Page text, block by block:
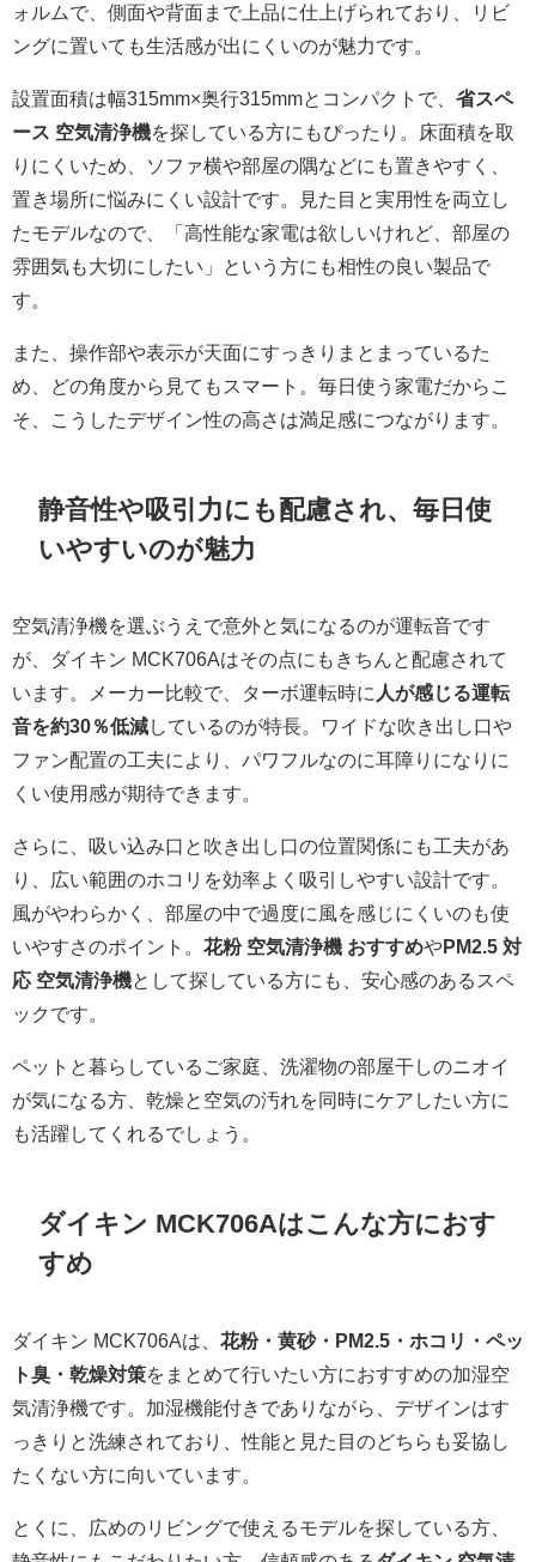
ォルムで、側面や背面まで上品に仕上げられており、リビ
ングに置いても生活感が出にくいのが魅力です。
設置面積は幅315mm×奥行315mmとコンパクトで、 省スペ
ース 空気清浄機を探している方にもぴったり。床面積を取
りにくいため、ソファ横や部屋の隅などにも置きやすく、
置き場所に悩みにくい設計です。見た目と実用性を両立し
たモデルなので、「高性能な家電は欲しいけれど、部屋の
雰囲気も大切にしたい」という方にも相性の良い製品で
す。
また、操作部や表示が天面にすっきりまとまっているた
め、どの角度から見てもスマート。毎日使う家電だからこ
そ、こうしたデザイン性の高さは満足感につながります。
静音性や吸引力にも配慮され、毎日使
いやすいのが魅力
空気清浄機を選ぶうえで意外と気になるのが運転音です
が、ダイキン MCK706Aはその点にもきちんと配慮されて
います。メーカー比較で、ターボ運転時に 人が感じる運転
音を約30％低減しているのが特長。ワイドな吹き出し口や
ファン配置の工夫により、パワフルなのに耳障りになりに
くい使用感が期待できます。
さらに、吸い込み口と吹き出し口の位置関係にも工夫があ
り、広い範囲のホコリを効率よく吸引しやすい設計です。
風がやわらかく、部屋の中で過度に風を感じにくいのも使
いやすさのポイント。 花粉 空気清浄機 おすすめやPM2.5 対
応 空気清浄機として探している方にも、安心感のあるスペ
ックです。
ペットと暮らしているご家庭、洗濯物の部屋干しのニオイ
が気になる方、乾燥と空気の汚れを同時にケアしたい方に
も活躍してくれるでしょう。
ダイキン MCK706Aはこんな方におす
すめ
ダイキン MCK706Aは、 花粉・黄砂・PM2.5・ホコリ・ペッ
ト臭・乾燥対策をまとめて行いたい方におすすめの加湿空
気清浄機です。加湿機能付きでありながら、デザインはす
っきりと洗練されており、性能と見た目のどちらも妥協し
たくない方に向いています。
とくに、広めのリビングで使えるモデルを探している方、